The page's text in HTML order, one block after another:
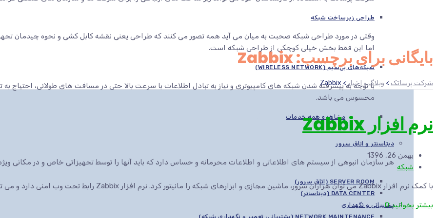
طراحی زیرساخت شبکه
وقتی در مورد طراحی شبکه صحبت به میان می آید همه تصور می کنند که طراحی یعنی نقشه کابل کشی و نحوه چیدمان
اما این فقط بخش خیلی کوچکی از طراحی شبکه است.
شبکه‌های بی‌سیم (WIRELESS NETWORK)
با توجه به پیشرفته شدن شبکه های کامپیوتری و نیاز به تبادل اطلاعات با سرعت بالا حتی در مسافت های طولانی، احتیاج
محسوس می باشد.
مشاهده همه خدمات
دیتاسنتر و اتاق سرور
هر سازمان انبوهی از سیستم های اطلاعاتی و اطلاعات محرمانه و حساس دارد که باید آنها را توسط تجهیزاتی خاص و در مکانی
SERVER ROOM (اتاق سرور)
DATA CENTER (دیتاسنتر)
پشتیبانی و نگهداری
NETWORK MAINTENANCE (پشتیبانی، تعمیر و نگهداری شبکه)
بایگانی برای برچسب: Zabbix
شرکت پرساتک > وبلاگ و اخبار>
Zabbix
نرم افزار Zabbix
بهمن 26, 1396
شبکه
با کمک نرم افزار Zabbix می توان هزاران سرور، ماشین مجازی و ابزارهای شبکه را مانیتور کرد. نرم افزار Zabbix رابط تحت وب امنی دارد و می تواند به صورت خود...
بیشتر بخوانید 0